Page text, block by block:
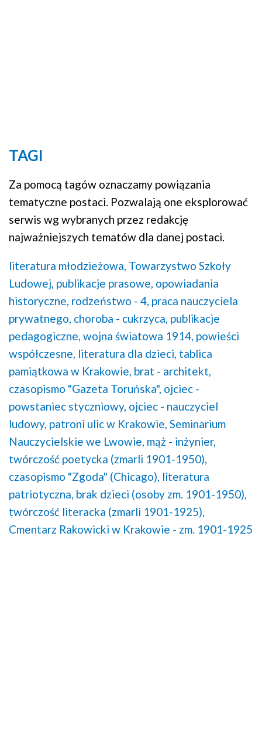
TAGI
Za pomocą tagów oznaczamy powiązania
tematyczne postaci. Pozwalają one eksplorować
serwis wg wybranych przez redakcję
najważniejszych tematów dla danej postaci.
literatura młodzieżowa, Towarzystwo Szkoły
Ludowej, publikacje prasowe, opowiadania
historyczne, rodzeństwo - 4, praca nauczyciela
prywatnego, choroba - cukrzyca, publikacje
pedagogiczne, wojna światowa 1914, powieści
współczesne, literatura dla dzieci, tablica
pamiątkowa w Krakowie, brat - architekt,
czasopismo "Gazeta Toruńska", ojciec -
powstaniec styczniowy, ojciec - nauczyciel
ludowy, patroni ulic w Krakowie, Seminarium
Nauczycielskie we Lwowie, mąż - inżynier,
twórczość poetycka (zmarli 1901-1950),
czasopismo "Zgoda" (Chicago), literatura
patriotyczna, brak dzieci (osoby zm. 1901-1950),
twórczość literacka (zmarli 1901-1925),
Cmentarz Rakowicki w Krakowie - zm. 1901-1925